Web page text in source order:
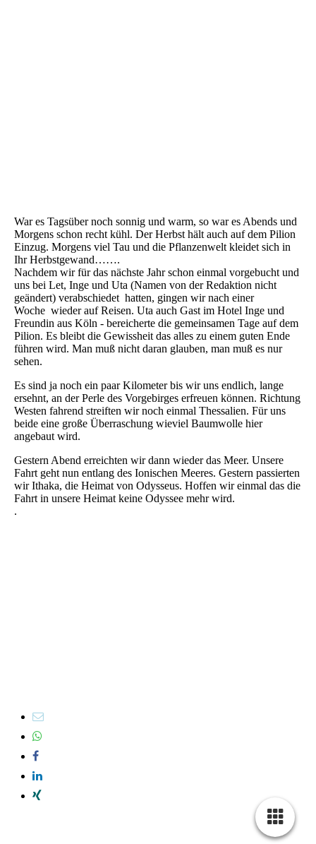
War es Tagsüber noch sonnig und warm, so war es Abends und
Morgens schon recht kühl. Der Herbst hält auch auf dem Pilion
Einzug. Morgens viel Tau und die Pflanzenwelt kleidet sich in
Ihr Herbstgewand…….
Nachdem wir für das nächste Jahr schon einmal vorgebucht und
uns bei Let, Inge und Uta (Namen von der Redaktion nicht
geändert) verabschiedet hatten, gingen wir nach einer
Woche wieder auf Reisen. Uta auch Gast im Hotel Inge und
Freundin aus Köln - bereicherte die gemeinsamen Tage auf dem
Pilion. Es bleibt die Gewissheit das alles zu einem guten Ende
führen wird. Man muß nicht daran glauben, man muß es nur
sehen.
Es sind ja noch ein paar Kilometer bis wir uns endlich, lange
ersehnt, an der Perle des Vorgebirges erfreuen können. Richtung
Westen fahrend streiften wir noch einmal Thessalien. Für uns
beide eine große Überraschung wieviel Baumwolle hier
angebaut wird.
Gestern Abend erreichten wir dann wieder das Meer. Unsere
Fahrt geht nun entlang des Ionischen Meeres. Gestern passierten
wir Ithaka, die Heimat von Odysseus. Hoffen wir einmal das die
Fahrt in unsere Heimat keine Odyssee mehr wird.
.